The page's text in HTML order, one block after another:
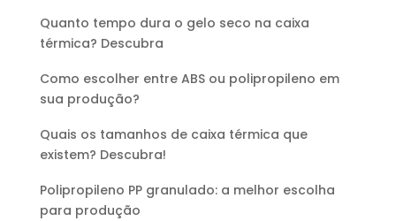
Quanto tempo dura o gelo seco na caixa
térmica? Descubra
Como escolher entre ABS ou polipropileno em
sua produção?
Quais os tamanhos de caixa térmica que
existem? Descubra!
Polipropileno PP granulado: a melhor escolha
para produção